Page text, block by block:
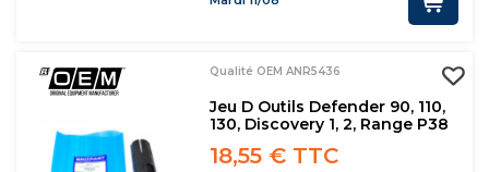
Qualité OEM ANR5436
Jeu D Outils Defender 90, 110,
130, Discovery 1, 2, Range P38
18,55 € TTC